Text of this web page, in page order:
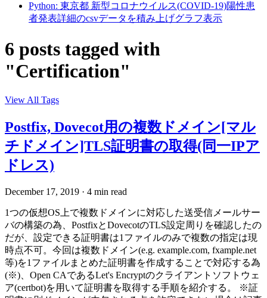
Python: 東京都 新型コロナウイルス(COVID-19)陽性患
者発表詳細のcsvデータを積み上げグラフ表示
6 posts tagged with
"Certification"
View All Tags
Postfix, Dovecot用の複数ドメイン[マル
チドメイン]TLS証明書の取得(同一IPア
ドレス)
December 17, 2019 · 4 min read
1つの仮想OS上で複数ドメインに対応した送受信メールサー
バの構築の為、PostfixとDovecotのTLS設定周りを確認したの
だが、設定できる証明書は1ファイルのみで複数の指定は現
時点不可。今回は複数ドメイン(e.g. example.com, fxample.net
等)を1ファイルまとめた証明書を作成することで対応する為
(※)、Open CAであるLet's Encryptのクライアントソフトウェ
ア(certbot)を用いて証明書を取得する手順を紹介する。 ※証